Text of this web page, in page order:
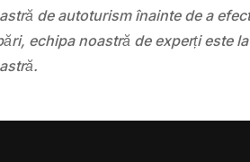
de autoturism înainte de a
echipa noastră de experți este